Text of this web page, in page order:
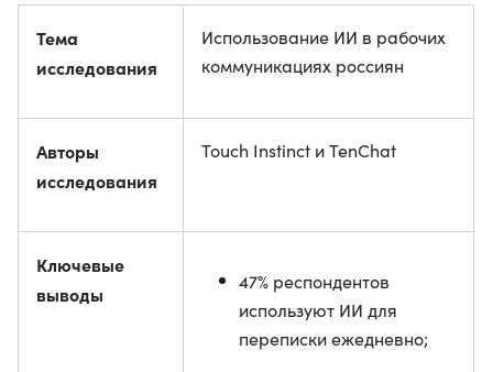
Тема
исследования
Использование ИИ в рабочих
коммуникациях россиян
Авторы
исследования
Touch Instinct и TenChat
Ключевые
выводы
47% респондентов
используют ИИ для
переписки ежедневно;